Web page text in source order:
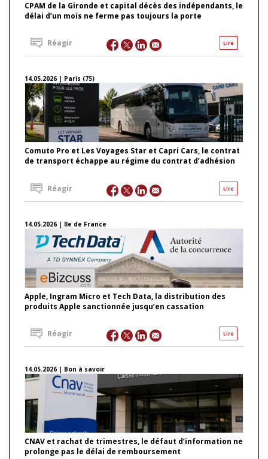
CPAM de la Gironde et capital décès des indépendants, le
délai d’un mois ne ferme pas toujours la porte
Lire
Réagir
14.05.2026 | Paris (75)
Comuto Pro et Les Voyages Star et Capri Cars, le contrat
de transport échappe au régime du contrat d’adhésion
Lire
Réagir
14.05.2026 | Ile de France
Apple, Ingram Micro et Tech Data, la distribution des
produits Apple sanctionnée jusqu’en cassation
Lire
Réagir
14.05.2026 | Bon à savoir
CNAV et rachat de trimestres, le défaut d’information ne
prolonge pas le délai de remboursement